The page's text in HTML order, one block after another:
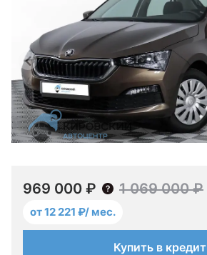
969 000 ₽ 1 069 000 ₽
от 12 221 ₽/ мес.
Купить в кредит